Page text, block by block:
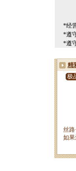
*经
*遵
*遵